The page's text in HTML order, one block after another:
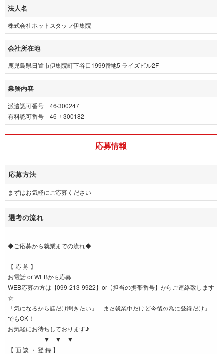
法人名
株式会社ホットスタッフ伊集院
会社所在地
鹿児島県日置市伊集院町下谷口1999番地5 ライズビル2F
業務内容
派遣認可番号 46-300247
有料認可番号 46-ﾕ-300182
応募情報
応募方法
まずはお気軽にご応募ください
選考の流れ
――――――――――――――
◆ご応募から就業までの流れ◆
――――――――――――――
【 応 募 】
お電話 or WEBから応募
WEB応募の方は【099-213-9922】or【担当の携帯番号】からご連絡致します
☆
「気になるから話だけ聞きたい」「まだ就業中だけど今後の為に登録だけ」
でもOK！
お気軽にお待ちしております♪
▼ ▼ ▼
【 面 談 ・ 登 録 】